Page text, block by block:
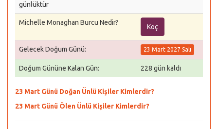
günlüktür
Michelle Monaghan Burcu Nedir?
Koç
Gelecek Doğum Günü: 23 Mart 2027 Salı
Doğum Gününe Kalan Gün: 228 gün kaldı
23 Mart Günü Doğan Ünlü Kişiler Kimlerdir?
23 Mart Günü Ölen Ünlü Kişiler Kimlerdir?